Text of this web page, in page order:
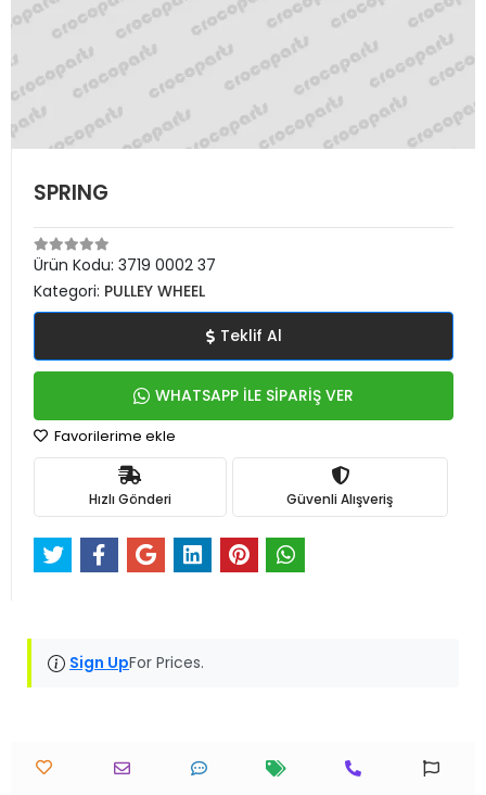
SPRING
Ürün Kodu: 3719 0002 37
Kategori: PULLEY WHEEL
Teklif Al
WHATSAPP İLE SİPARİŞ VER
Favorilerime ekle
Hızlı Gönderi Güvenli Alışveriş
Sign UpFor Prices.